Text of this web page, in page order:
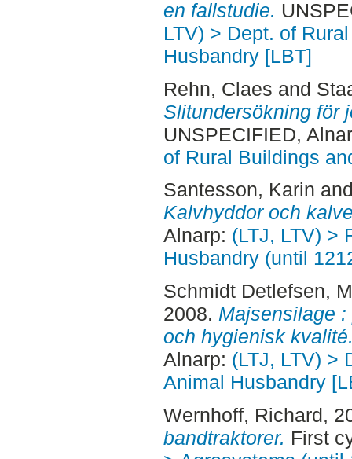
en fallstudie.
LTV) > Dept. of
Husbandry [LBT]
Rehn, Claes and
Slitundersökning för
UNSPECIFIED,
of Rural Buildings
Santesson, Karin
Kalvhyddor och
Alnarp: (LTJ, LTV) >
Husbandry (until
Schmidt Detlefsen,
2008. Majsensilage
och hygienisk
Alnarp: (LTJ, LTV) >
Animal Husbandry
Wernhoff, Richard,
bandtraktorer. First